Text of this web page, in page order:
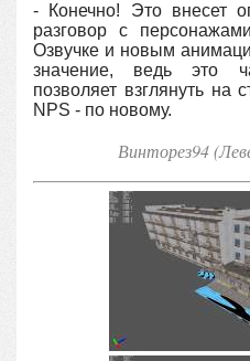
- Конечно! Это внесет
разговор с
Озвучке и новым
значение, ведь это
позволяет взглянуть
NPS - по новому.
Винторез94